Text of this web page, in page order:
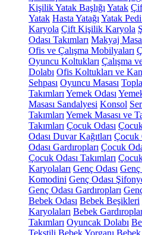
Kişilik Yatak Başlığı Yatak
Yatak Hasta Yatağı Yatak
Karyola Çift Kişilik Karyola
Odası Takımları Makyaj
Ofis ve Çalışma Mobilyaları
Oyuncu Koltukları Çalışma
Dolabı Ofis Koltukları ve
Sehpası Oyuncu Masası
Takımları Yemek Odası
Masası Sandalyesi Konsol
Takımları Yemek Masası ve
Takımları Çocuk Odası
Odası Duvar Kağıtları Çocuk
Odası Gardıropları Çocuk
Çocuk Odası Takımları
Karyolaları Genç Odası Genç
Komodini Genç Odası
Genç Odası Gardıropları
Bebek Odası Bebek Beşikleri
Karyolaları Bebek
Takımları Oyuncak Dolabı
Tekstili Bebek Yorganı Bebek